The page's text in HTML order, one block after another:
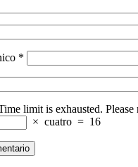
*
limit is exhausted. Please
× cuatro = 16